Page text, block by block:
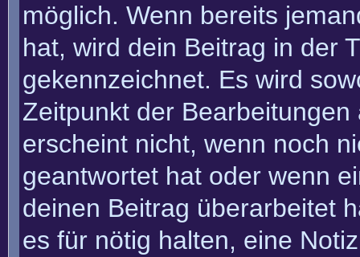
möglich. Wenn bereits
hat, wird dein Beitrag in der
gekennzeichnet. Es wird
Zeitpunkt der
erscheint nicht, wenn noch
geantwortet hat oder wenn
deinen Beitrag überarbeitet
es für nötig halten, eine